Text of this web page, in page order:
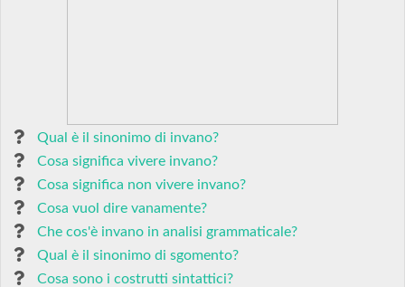
Qual è il sinonimo di invano?
Cosa significa vivere invano?
Cosa significa non vivere invano?
Cosa vuol dire vanamente?
Che cos'è invano in analisi grammaticale?
Qual è il sinonimo di sgomento?
Cosa sono i costrutti sintattici?